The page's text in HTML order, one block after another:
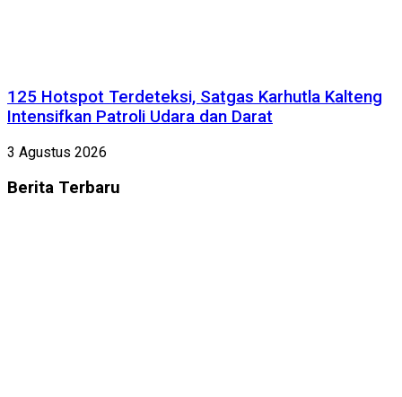
125 Hotspot Terdeteksi, Satgas Karhutla Kalteng
Intensifkan Patroli Udara dan Darat
3 Agustus 2026
Berita Terbaru